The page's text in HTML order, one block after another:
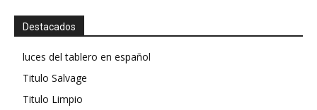
Destacados
luces del tablero en español
Titulo Salvage
Titulo Limpio